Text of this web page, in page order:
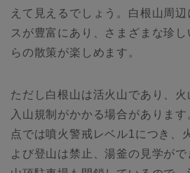
えて見えるでしょう。白根山周
スが豊富にあり、さまざまな珍
らの散策が楽しめます。
ただし白根山は活火山であり、
入山規制がかかる場合があり
点では噴火警戒レベル1につき、
よび登山は禁止、湯釜の見学が